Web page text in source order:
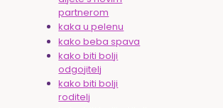
partnerom
kaka u pelenu
kako beba spava
kako biti bolji
odgojitelj
kako biti bolji
roditelj